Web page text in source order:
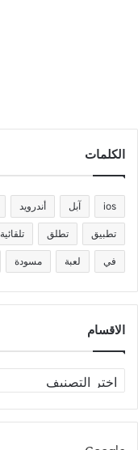
الكلمات
ios آبل أندرويد
تطبيق تطلق تلقائية
في لعبة مسودة
الاقسام
الاقسام